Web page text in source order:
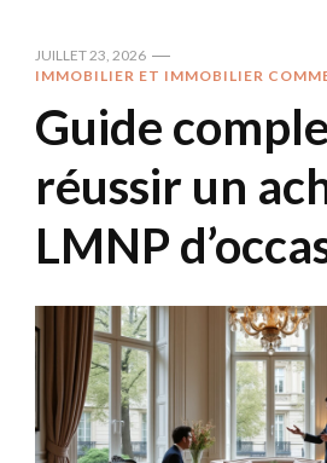
JUILLET 23, 2026
IMMOBILIER ET IMMOBILIER
Guide
réussir un
LMNP